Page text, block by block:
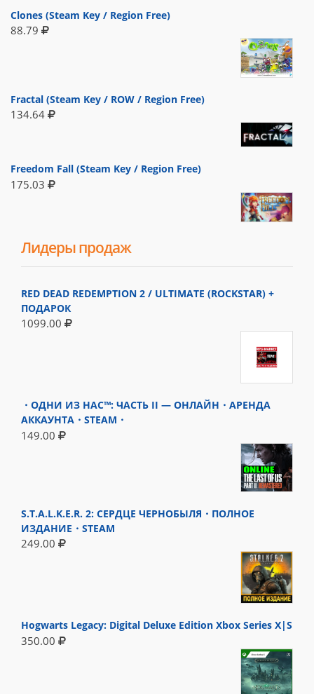
Clones (Steam Key / Region Free)
88.79
Fractal (Steam Key / ROW / Region Free)
134.64
Freedom Fall (Steam Key / Region Free)
175.03
Лидеры продаж
RED DEAD REDEMPTION 2 / ULTIMATE (ROCKSTAR) +
ПОДАРОК
1099.00
・ОДНИ ИЗ НАС™: ЧАСТЬ II — ОНЛАЙН・АРЕНДА
АККАУНТА・STEAM・
149.00
S.T.A.L.K.E.R. 2: СЕРДЦЕ ЧЕРНОБЫЛЯ・ПОЛНОЕ
ИЗДАНИЕ・STEAM
249.00
Hogwarts Legacy: Digital Deluxe Edition Xbox Series X|S
350.00